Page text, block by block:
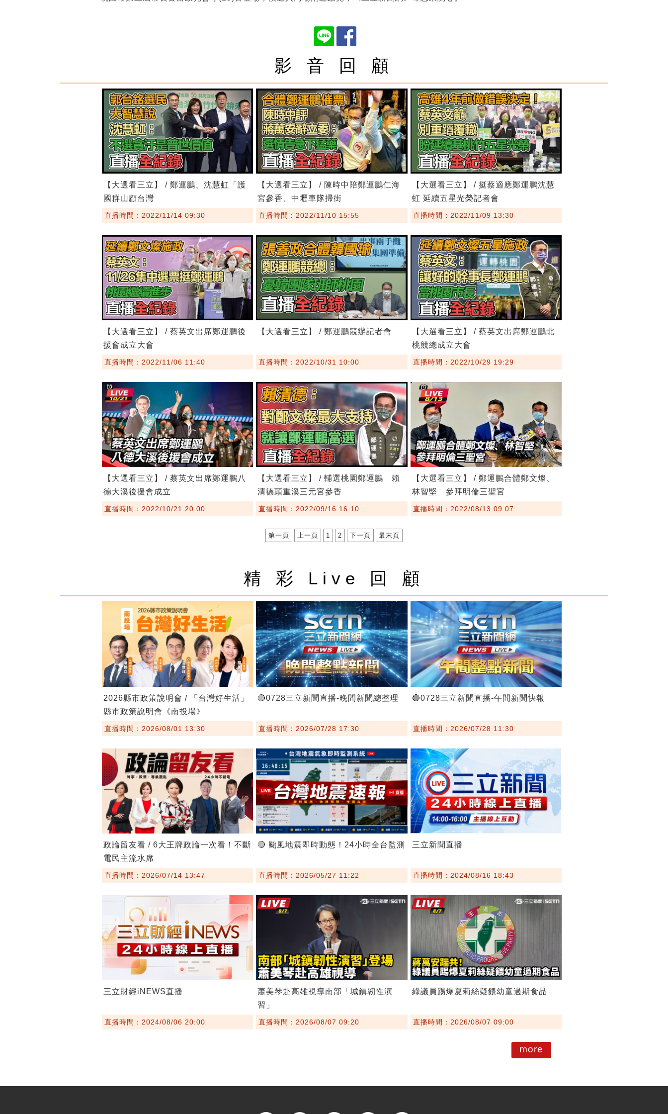
影 音 回 顧
【大選看三立】 / 鄭運鵬、沈慧虹「護
國群山顧台灣
直播時間：2022/11/14 09:30
【大選看三立】 / 陳時中陪鄭運鵬仁海
宮參香、中壢車隊掃街
直播時間：2022/11/10 15:55
【大選看三立】 / 挺蔡適應鄭運鵬沈慧
虹 延續五星光榮記者會
直播時間：2022/11/09 13:30
【大選看三立】 / 蔡英文出席鄭運鵬後
援會成立大會
直播時間：2022/11/06 11:40
【大選看三立】 / 鄭運鵬競辦記者會
直播時間：2022/10/31 10:00
【大選看三立】 / 蔡英文出席鄭運鵬北
桃競總成立大會
直播時間：2022/10/29 19:29
【大選看三立】 / 蔡英文出席鄭運鵬八
德大溪後援會成立
直播時間：2022/10/21 20:00
【大選看三立】 / 輔選桃園鄭運鵬 賴
清德頭重溪三元宮參香
直播時間：2022/09/16 16:10
【大選看三立】 / 鄭運鵬合體鄭文燦、
林智堅 參拜明倫三聖宮
直播時間：2022/08/13 09:07
第一頁 上一頁 1 2 下一頁 最末頁
精 彩 Live 回 顧
2026縣市政策說明會 / 「台灣好生活」
縣市政策說明會《南投場》
直播時間：2026/08/01 13:30
🔴0728三立新聞直播-晚間新聞總整理
直播時間：2026/07/28 17:30
🔴0728三立新聞直播-午間新聞快報
直播時間：2026/07/28 11:30
政論留友看 / 6大王牌政論一次看！不斷
電民主流水席
直播時間：2026/07/14 13:47
🔴 颱風地震即時動態！24小時全台監測
直播時間：2026/05/27 11:22
三立新聞直播
直播時間：2024/08/16 18:43
三立財經iNEWS直播
直播時間：2024/08/06 20:00
蕭美琴赴高雄視導南部「城鎮韌性演
習」
直播時間：2026/08/07 09:20
綠議員踢爆夏莉絲疑餵幼童過期食品
直播時間：2026/08/07 09:00
more